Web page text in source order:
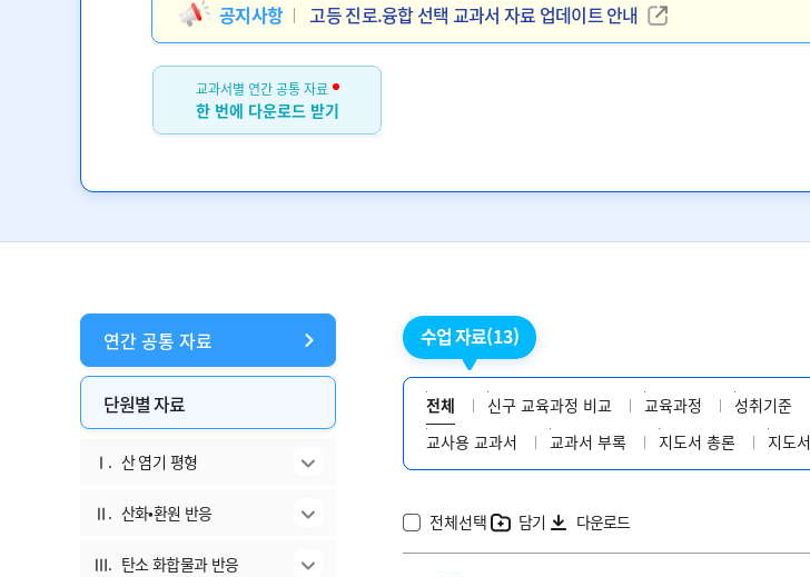
공지사항 고등 진로.융합 선택 교과서 자료 업데이트 안내
교과서별 연간 공통 자료
한 번에 다운로드 받기
연간 공통 자료
단원별 자료
Ⅰ. 산 염기 평형
Ⅱ. 산화•환원 반응
Ⅲ. 탄소 화합물과 반응
수업 자료(13)
전체 신구 교육과정 비교 교육과정 성취기준
교사용 교과서
교과서 부록 지도서 총론 지도서
전체선택 담기 다운로드